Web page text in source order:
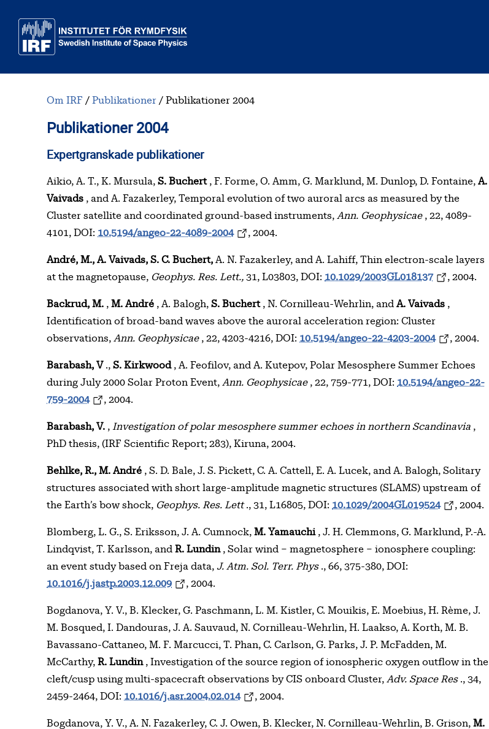
Om IRF Publikationer Publikationer 2004
Publikationer 2004
Innehållsförteckning
Expertgranskade publikationer
Aikio, A. T., K. Mursula, S. Buchert, F. Forme, O. Amm, G. Marklund, M. Dunlop, D. Fontaine, A.
Vaivads , and A. Fazakerley, Temporal evolution of two auroral arcs as measured by the
Cluster satellite and coordinated ground-based instruments, Ann. Geophysicae, 22, 4089-
4101, DOI: 10.5194/angeo-22-4089-2004 , 2004.
André, M., A. Vaivads, S. C. Buchert, A. N. Fazakerley, and A. Lahiff, Thin electron-scale layers
at the magnetopause, Geophys. Res. Lett., 31, L03803, DOI: 10.1029/2003GL018137 , 2004.
Backrud, M. , M. André , A. Balogh, S. Buchert, N. Cornilleau-Wehrlin, and A. Vaivads ,
Identification of broad-band waves above the auroral acceleration region: Cluster
observations, Ann. Geophysicae, 22, 4203-4216, DOI: 10.5194/angeo-22-4203-2004 , 2004.
Barabash, V ., S. Kirkwood, A. Feofilov, and A. Kutepov, Polar Mesosphere Summer Echoes
during July 2000 Solar Proton Event, Ann. Geophysicae, 22, 759-771, DOI: 10.5194/angeo-22-
759-2004
, 2004.
Barabash, V. , Investigation of polar mesosphere summer echoes in northern Scandinavia ,
PhD thesis, (IRF Scientific Report; 283), Kiruna, 2004.
Behlke, R., M. André , S. D. Bale, J. S. Pickett, C. A. Cattell, E. A. Lucek, and A. Balogh, Solitary
structures associated with short large-amplitude magnetic structures (SLAMS) upstream of
the Earth’s bow shock, Geophys. Res. Lett., 31, L16805, DOI: 10.1029/2004GL019524 , 2004.
Blomberg, L. G., S. Eriksson, J. A. Cumnock, M. Yamauchi, J. H. Clemmons, G. Marklund, P.-A.
Lindqvist, T. Karlsson, and R. Lundin, Solar wind – magnetosphere – ionosphere coupling:
an event study based on Freja data, J. Atm. Sol. Terr. Phys., 66, 375-380, DOI:
10.1016/j.jastp.2003.12.009
, 2004.
Bogdanova, Y. V., B. Klecker, G. Paschmann, L. M. Kistler, C. Mouikis, E. Moebius, H. Rème, J.
M. Bosqued, I. Dandouras, J. A. Sauvaud, N. Cornilleau-Wehrlin, H. Laakso, A. Korth, M. B.
Bavassano-Cattaneo, M. F. Marcucci, T. Phan, C. Carlson, G. Parks, J. P. McFadden, M.
McCarthy, R. Lundin, Investigation of the source region of ionospheric oxygen outflow in the
cleft/cusp using multi-spacecraft observations by CIS onboard Cluster, Adv. Space Res., 34,
2459-2464, DOI: 10.1016/j.asr.2004.02.014 , 2004.
Bogdanova, Y. V., A. N. Fazakerley, C. J. Owen, B. Klecker, N. Cornilleau-Wehrlin, B. Grison, M.